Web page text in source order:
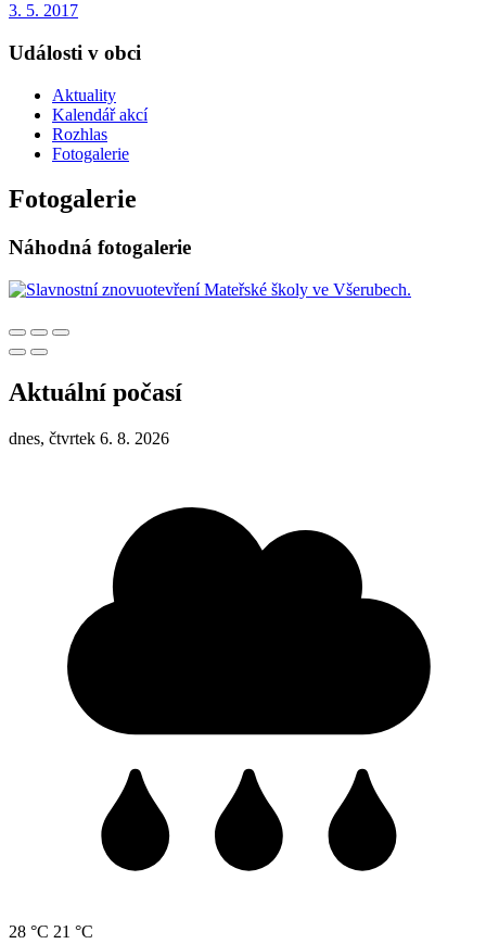
3. 5. 2017
Události v obci
Aktuality
Kalendář akcí
Rozhlas
Fotogalerie
Fotogalerie
Náhodná fotogalerie
Aktuální počasí
dnes, čtvrtek 6. 8. 2026
28 °C 21 °C